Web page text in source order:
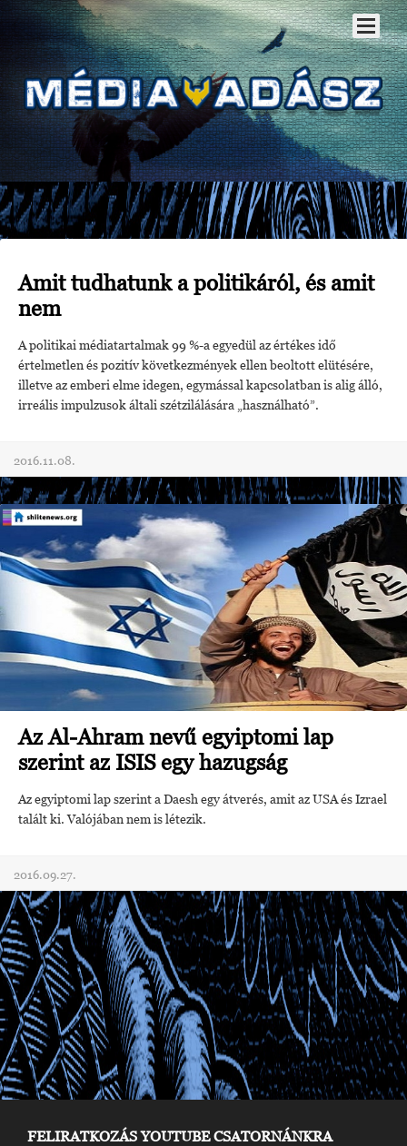
Amit tudhatunk a politikáról, és amit
nem
A politikai médiatartalmak 99 %-a egyedül az értékes idő
értelmetlen és pozitív következmények ellen beoltott elütésére,
illetve az emberi elme idegen, egymással kapcsolatban is alig álló,
irreális impulzusok általi szétzilálására „használható”.
2016.11.08.
Az Al-Ahram nevű egyiptomi lap
szerint az ISIS egy hazugság
Az egyiptomi lap szerint a Daesh egy átverés, amit az USA és Izrael
talált ki. Valójában nem is létezik.
2016.09.27.
FELIRATKOZÁS YOUTUBE CSATORNÁNKRA